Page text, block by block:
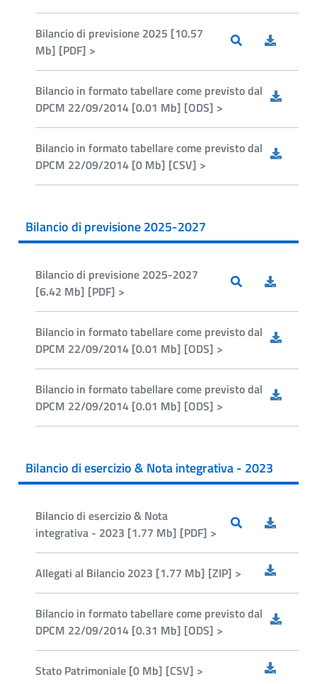
Bilancio di previsione 2025 [10.57
Mb] [PDF] >
Bilancio in formato tabellare come previsto dal
DPCM 22/09/2014 [0.01 Mb] [ODS] >
Bilancio in formato tabellare come previsto dal
DPCM 22/09/2014 [0 Mb] [CSV] >
Bilancio di previsione 2025-2027
Bilancio di previsione 2025-2027
[6.42 Mb] [PDF] >
Bilancio in formato tabellare come previsto dal
DPCM 22/09/2014 [0.01 Mb] [ODS] >
Bilancio in formato tabellare come previsto dal
DPCM 22/09/2014 [0.01 Mb] [ODS] >
Bilancio di esercizio & Nota integrativa - 2023
Bilancio di esercizio & Nota
integrativa - 2023 [1.77 Mb] [PDF] >
Allegati al Bilancio 2023 [1.77 Mb] [ZIP] >
Bilancio in formato tabellare come previsto dal
DPCM 22/09/2014 [0.31 Mb] [ODS] >
Stato Patrimoniale [0 Mb] [CSV] >